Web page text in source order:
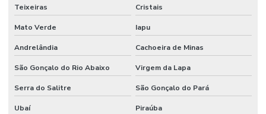
Serviço De Pintura Epóxi
Serviço De Pintura Epóxi Em Sp
Serviço De Pintura Poliuretano
Serviço De Pintura Poliuretano Impermeável
Teixeiras Cristais
Mato Verde Iapu
Andrelândia Cachoeira de Minas
São Gonçalo do Rio Abaixo Virgem da Lapa
Serra do Salitre São Gonçalo do Pará
Ubaí Piraúba